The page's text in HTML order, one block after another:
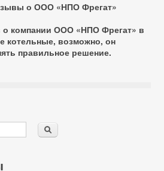
о ООО «НПО Фрегат»
компании ООО «НПО Фрегат» в
котельные, возможно, он
правильное решение.